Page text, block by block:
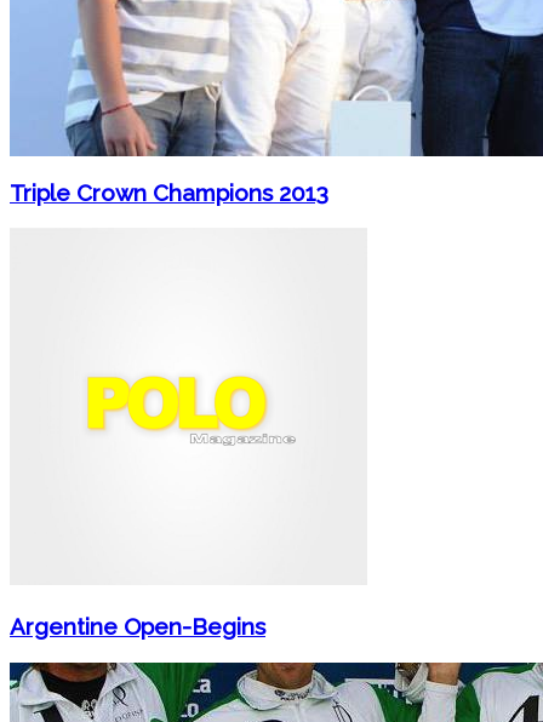
Triple Crown Champions 2013
Argentine Open-Begins